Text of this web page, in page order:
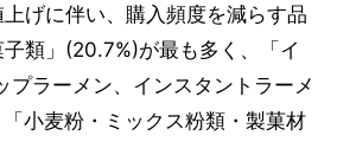
げに伴い、購入頻度を減らす品
類」(20.7%)が最も多く、「イ
プラーメン、インスタントラーメ
小麦粉・ミックス粉類・製菓材